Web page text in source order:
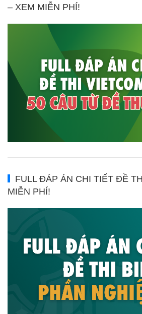
– XEM MIỄN PHÍ!
FULL ĐÁP ÁN CHI TIẾT ĐỀ
MIỄN PHÍ!